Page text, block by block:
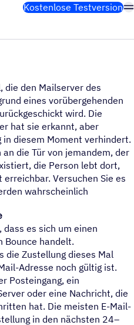
Kostenlose Testversion
die den Mailserver des
eines vorübergehenden
wird. Die
hat sie erkannt, aber
diesem Moment verhindert.
die Tür von jemandem, der
die Person lebt dort,
Versuchen Sie es
wahrscheinlich
es sich um einen
Bounce handelt.
die Zustellung dieses Mal
Adresse noch gültig ist.
Posteingang, ein
oder eine Nachricht, die
hat. Die meisten E-Mail-
in den nächsten 24–